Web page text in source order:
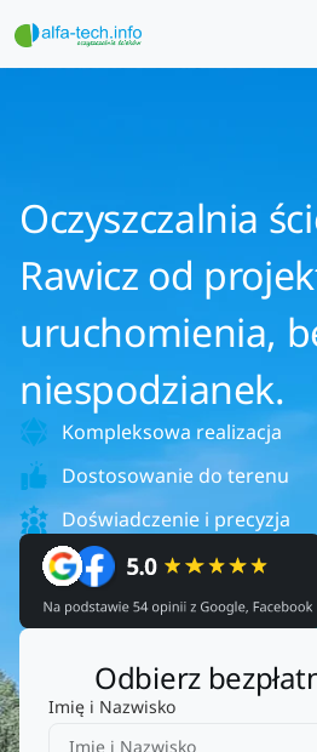
Oczyszczalnia
Rawicz od
uruchomienia,
niespodzianek.
Kompleksowa realizacja
Dostosowanie do terenu
Doświadczenie i precyzja
Odbierz
Imię i Nazwisko